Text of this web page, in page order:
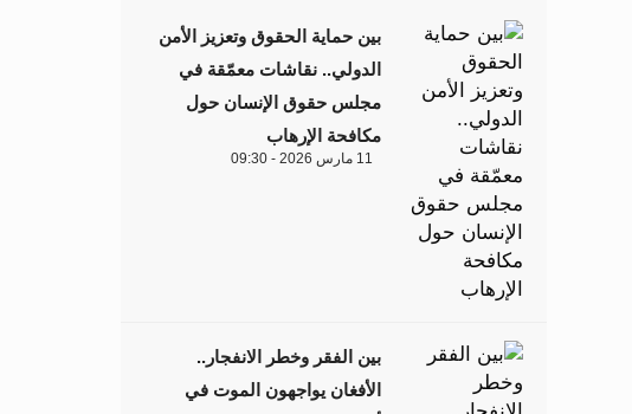
بين حماية الحقوق وتعزيز الأمن
الدولي.. نقاشات معمّقة في
مجلس حقوق الإنسان حول
مكافحة الإرهاب
11 مارس 2026 - 09:30
بين الفقر وخطر الانفجار..
الأفغان يواجهون الموت في